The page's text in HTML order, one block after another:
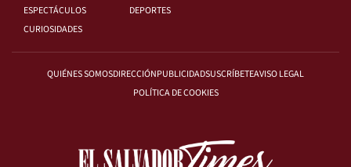
ESPECTÁCULOS
DEPORTES
CURIOSIDADES
QUIÉNES SOMOSDIRECCIÓNPUBLICIDADSUSCRÍBETEAVISO LEGAL
POLÍTICA DE COOKIES